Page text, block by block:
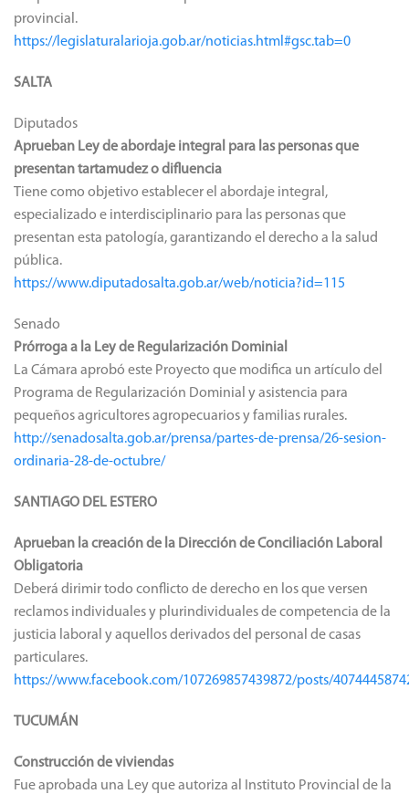
provincial.
https://legislaturalarioja.gob.ar/noticias.html#gsc.tab=0
SALTA
Diputados
Aprueban Ley de abordaje integral para las personas que
presentan tartamudez o difluencia
Tiene como objetivo establecer el abordaje integral,
especializado e interdisciplinario para las personas que
presentan esta patología, garantizando el derecho a la salud
pública.
https://www.diputadosalta.gob.ar/web/noticia?id=115
Senado
Prórroga a la Ley de Regularización Dominial
La Cámara aprobó este Proyecto que modifica un artículo del
Programa de Regularización Dominial y asistencia para
pequeños agricultores agropecuarios y familias rurales.
http://senadosalta.gob.ar/prensa/partes-de-prensa/26-sesion-
ordinaria-28-de-octubre/
SANTIAGO DEL ESTERO
Aprueban la creación de la Dirección de Conciliación Laboral
Obligatoria
Deberá dirimir todo conflicto de derecho en los que versen
reclamos individuales y plurindividuales de competencia de la
justicia laboral y aquellos derivados del personal de casas
particulares.
https://www.facebook.com/107269857439872/posts/
TUCUMÁN
Construcción de viviendas
Fue aprobada una Ley que autoriza al Instituto Provincial de la